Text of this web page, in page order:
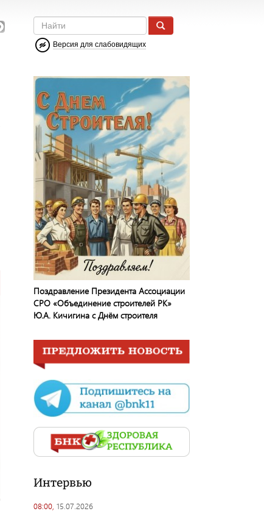
Версия для слабовидящих
Поздравление Президента Ассоциации
СРО «Объединение строителей РК»
Ю.А. Кичигина с Днём строителя
Интервью
08:00, 15.07.2026